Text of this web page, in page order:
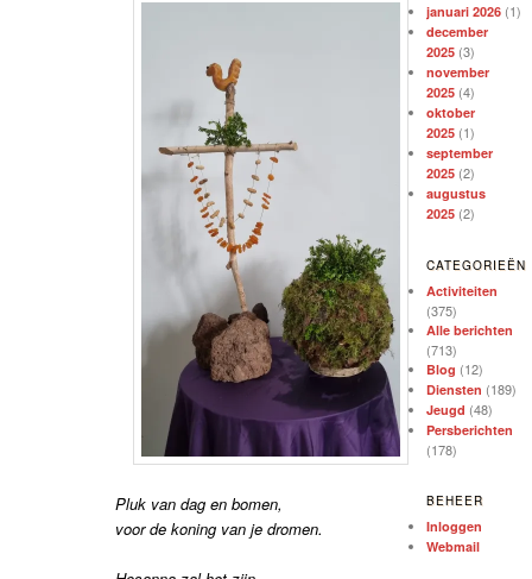
Pluk van dag en bomen,
voor de koning van je dromen.
januari 2026 (1)
december
2025 (3)
november
2025 (4)
oktober
2025 (1)
september
2025 (2)
augustus
2025 (2)
CATEGORIEËN
Activiteiten
(375)
Alle berichten
(713)
Blog (12)
Diensten (189)
Jeugd (48)
Persberichten
(178)
BEHEER
Inloggen
Webmail